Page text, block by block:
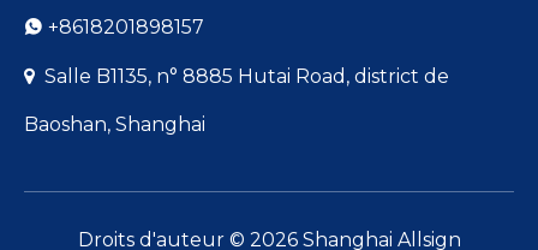
 +8618201898157
 Salle B1135, n° 8885 Hutai Road, district de
Baoshan, Shanghai
Droits d'auteur © 2026Shanghai Allsign